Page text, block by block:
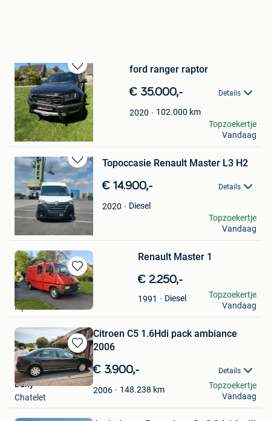
Bewaren
in
Mijn
Favorieten
ford ranger raptor
€ 35.000,- Details
2020 102.000 km
Verkoop Eindhoven
Oud-Turnhout
Topzoekertje
Vandaag
Bewaren
in
Mijn
Favorieten
Topoccasie Renault Master L3 H2
€ 14.900,- Details
2020
Diesel
tomdek
Oostakker
Topzoekertje
Vandaag
Bewaren
in
Mijn
Favorieten
Renault Master 1
€ 2.250,-
1991 Diesel
VDB
Ieper
Topzoekertje
Vandaag
Bewaren
in
Mijn
Favorieten
Citroen C5 1.6Hdi pack ambiance
2006
€ 3.900,- Details
2006 148.238 km
Dany
Chatelet
Topzoekertje
Vandaag